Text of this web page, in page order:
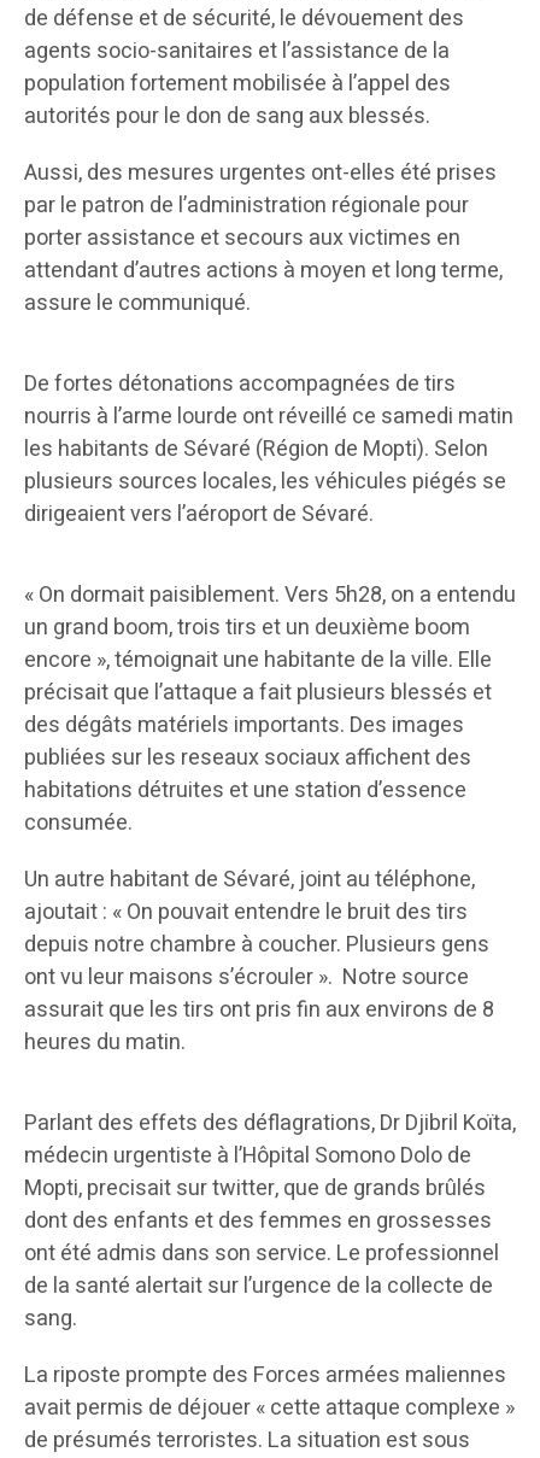
de défense et de sécurité, le dévouement des
agents socio-sanitaires et l’assistance de la
population fortement mobilisée à l’appel des
autorités pour le don de sang aux blessés.
Aussi, des mesures urgentes ont-elles été prises
par le patron de l’administration régionale pour
porter assistance et secours aux victimes en
attendant d’autres actions à moyen et long terme,
assure le communiqué.
De fortes détonations accompagnées de tirs
nourris à l’arme lourde ont réveillé ce samedi matin
les habitants de Sévaré (Région de Mopti). Selon
plusieurs sources locales, les véhicules piégés se
dirigeaient vers l’aéroport de Sévaré.
« On dormait paisiblement. Vers 5h28, on a entendu
un grand boom, trois tirs et un deuxième boom
encore », témoignait une habitante de la ville. Elle
précisait que l’attaque a fait plusieurs blessés et
des dégâts matériels importants. Des images
publiées sur les reseaux sociaux affichent des
habitations détruites et une station d’essence
consumée.
Un autre habitant de Sévaré, joint au téléphone,
ajoutait : « On pouvait entendre le bruit des tirs
depuis notre chambre à coucher. Plusieurs gens
ont vu leur maisons s’écrouler ». Notre source
assurait que les tirs ont pris fin aux environs de 8
heures du matin.
Parlant des effets des déflagrations, Dr Djibril Koïta,
médecin urgentiste à l’Hôpital Somono Dolo de
Mopti, precisait sur twitter, que de grands brûlés
dont des enfants et des femmes en grossesses
ont été admis dans son service. Le professionnel
de la santé alertait sur l’urgence de la collecte de
sang.
La riposte prompte des Forces armées maliennes
avait permis de déjouer « cette attaque complexe »
de présumés terroristes. La situation est sous